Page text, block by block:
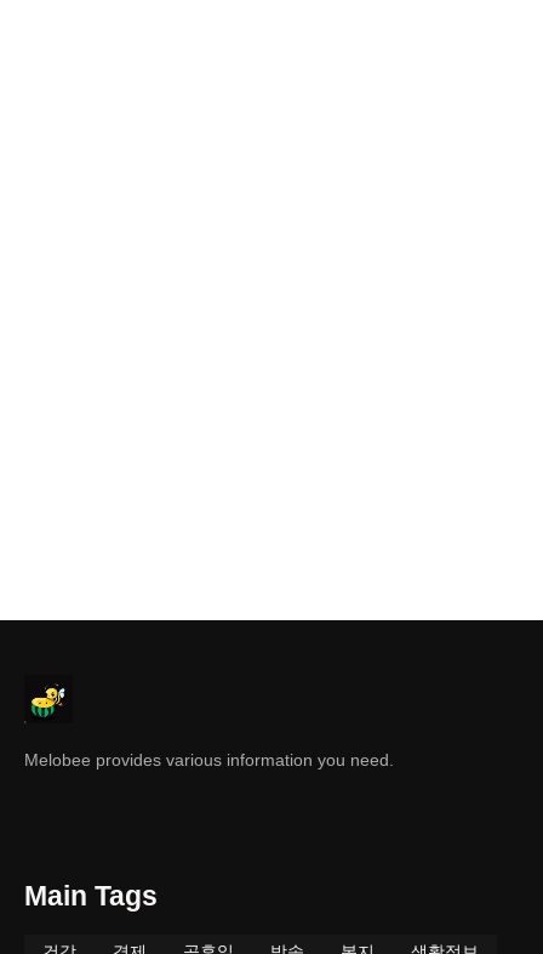
Melobee provides various information you need.
Main Tags